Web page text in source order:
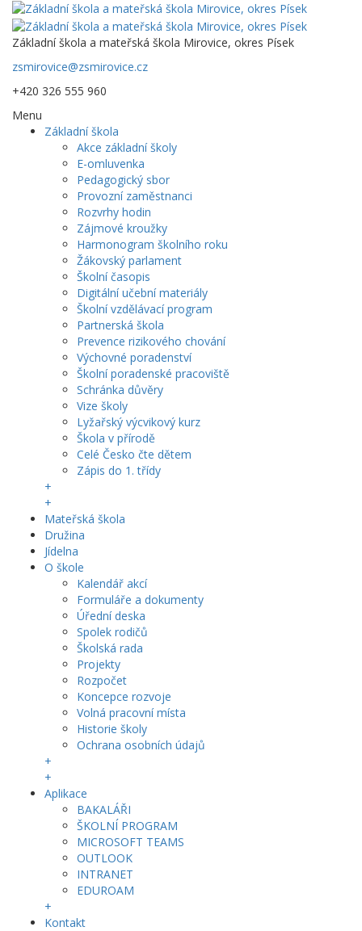
Základní škola a mateřská škola Mirovice, okres Písek
zsmirovice@zsmirovice.cz
+420 326 555 960
Menu
Základní škola
Akce základní školy
E-omluvenka
Pedagogický sbor
Provozní zaměstnanci
Rozvrhy hodin
Zájmové kroužky
Harmonogram školního roku
Žákovský parlament
Školní časopis
Digitální učební materiály
Školní vzdělávací program
Partnerská škola
Prevence rizikového chování
Výchovné poradenství
Školní poradenské pracoviště
Schránka důvěry
Vize školy
Lyžařský výcvikový kurz
Škola v přírodě
Celé Česko čte dětem
Zápis do 1. třídy
+
+
Mateřská škola
Družina
Jídelna
O škole
Kalendář akcí
Formuláře a dokumenty
Úřední deska
Spolek rodičů
Školská rada
Projekty
Rozpočet
Koncepce rozvoje
Volná pracovní místa
Historie školy
Ochrana osobních údajů
+
+
Aplikace
BAKALÁŘI
ŠKOLNÍ PROGRAM
MICROSOFT TEAMS
OUTLOOK
INTRANET
EDUROAM
+
Kontakt